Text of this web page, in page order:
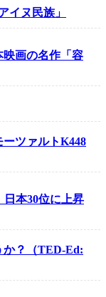
イヌ民族」
画の名作「容
ツァルトK448
本30位に上昇
か？（TED-Ed: